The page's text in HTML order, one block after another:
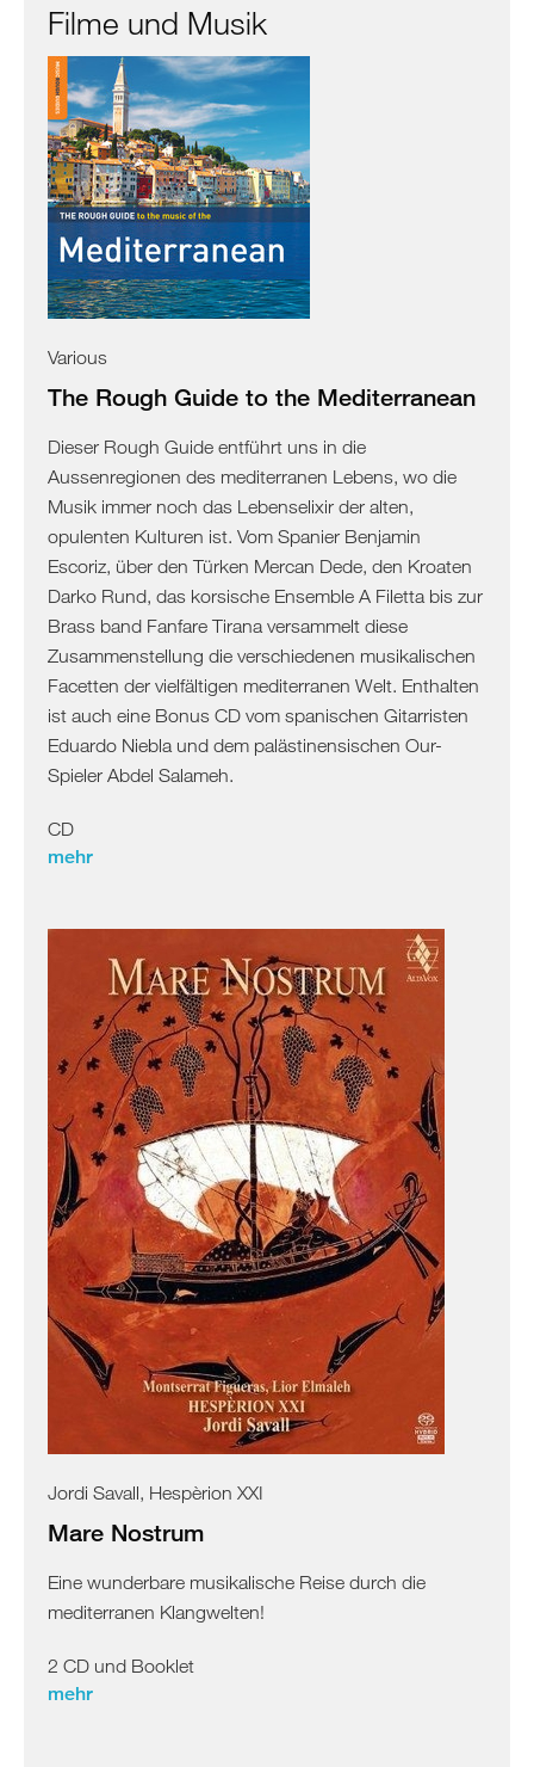
Levante
Ägypten
Syrien
Libanon
Israel
Palästina
Ägypten
Filme und Musik
Various
The Rough Guide to the Mediterranean
Dieser Rough Guide entführt uns in die
Aussenregionen des mediterranen Lebens, wo die
Musik immer noch das Lebenselixir der alten,
opulenten Kulturen ist. Vom Spanier Benjamin
Escoriz, über den Türken Mercan Dede, den Kroaten
Darko Rund, das korsische Ensemble A Filetta bis zur
Brass band Fanfare Tirana versammelt diese
Zusammenstellung die verschiedenen musikalischen
Facetten der vielfältigen mediterranen Welt. Enthalten
ist auch eine Bonus CD vom spanischen Gitarristen
Eduardo Niebla und dem palästinensischen Our-
Spieler Abdel Salameh.
CD
mehr
Jordi Savall, Hespèrion XXI
Mare Nostrum
Eine wunderbare musikalische Reise durch die
mediterranen Klangwelten!
2 CD und Booklet
mehr